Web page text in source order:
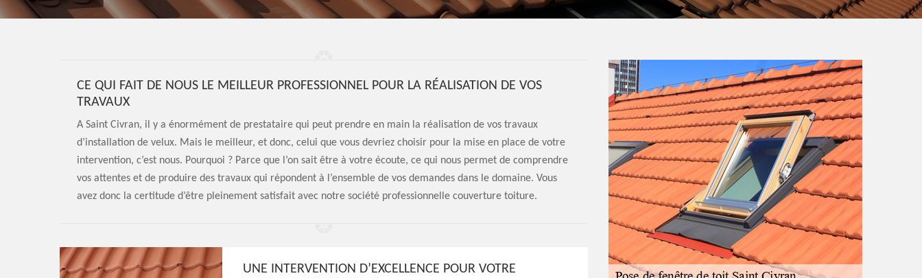
CE QUI FAIT DE NOUS LE MEILLEUR PROFESSIONNEL POUR LA RÉALISATION DE VOS
TRAVAUX
A Saint Civran, il y a énormément de prestataire qui peut prendre en main la réalisation de vos travaux
d’installation de velux. Mais le meilleur, et donc, celui que vous devriez choisir pour la mise en place de votre
intervention, c’est nous. Pourquoi ? Parce que l’on sait être à votre écoute, ce qui nous permet de comprendre
vos attentes et de produire des travaux qui répondent à l’ensemble de vos demandes dans le domaine. Vous
avez donc la certitude d’être pleinement satisfait avec notre société professionnelle couverture toiture.
UNE INTERVENTION D’EXCELLENCE POUR VOTRE